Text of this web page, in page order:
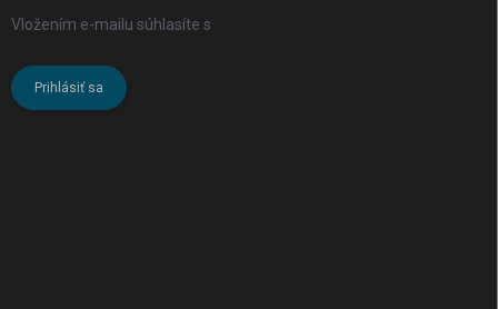
Vložením e-mailu súhlasíte s
Prihlásiť sa